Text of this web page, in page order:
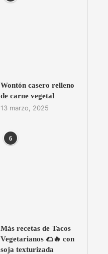
Wontón casero relleno
de carne vegetal
13 marzo, 2025
6
Más recetas de Tacos
Vegetarianos 🌮🔥 con
soja texturizada